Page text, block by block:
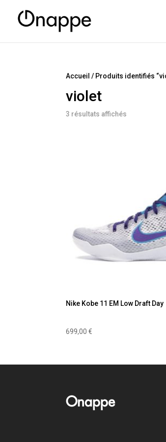
Accueil / Produits identifiés
violet
3 résultats affichés
Nike Kobe 11 EM Low Draft Day
699,00€
Onappe